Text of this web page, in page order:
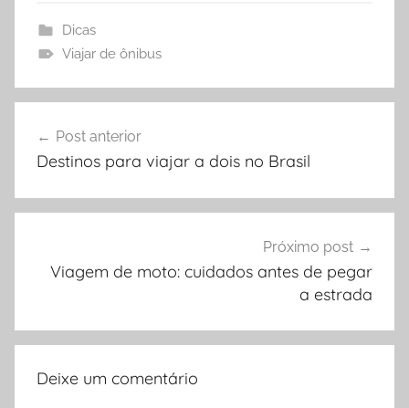
Dicas
Viajar de ônibus
de
Post anterior
Destinos para viajar a dois no Brasil
Próximo post
Viagem de moto: cuidados antes de pegar
a estrada
Deixe um comentário